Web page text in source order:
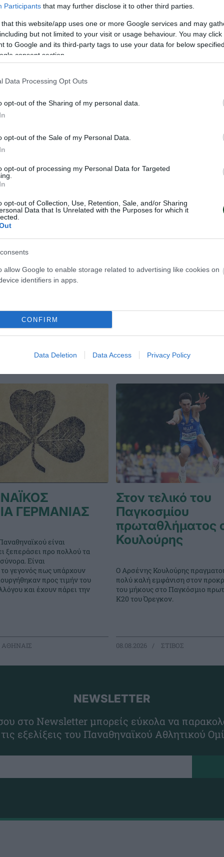
Participants that may further disclose it to other third parties.
that this website/app uses one or more Google services and may
but not limited to your visit or usage behaviour. You may
to Google and its third-party tags to use your data for below
consent section.
Data Processing Opt Outs
opt-out of the Sharing of my personal data.
opt-out of the Sale of my Personal Data.
opt-out of processing my Personal Data for Targeted
opt-out of Collection, Use, Retention, Sale, and/or Sharing
Data that Is Unrelated with the Purposes for which it
allow Google to enable storage related to advertising like cookies on
identifiers in apps.
CONFIRM
Data Deletion Data Access Privacy Policy
του
σκακιού από την
του
σήμερα, το σκακιστικό
έχει διαγράψει
κυριαρχίας,
τον τίτλο του
«Πράσινες»
Η σημερινή ημέρα ήταν γεμάτη
για το τμήμα σκάκι του
εντυπωσιακά αποτελέσματα σε
ΓΕΡΜΑΝΙΑΣ
είναι
ξεπεράσει προ πολλού τα
Είναι
γεγονός πως υπάρχουν
προς τιμήν του
και έχουν πάρει την
ΑΘΗΝΑΙΣ
Στον τελικό του
Παγκοσμίου
πρωταθλήματος
Κουλούρης
Ο Αρσένης Κουλούρης
πολύ καλή εμφάνιση στον
του μήκους στο Παγκόσμιο
Κ20 του Όρεγκον.
08.08.2026 ΣΤΙΒΟΣ
NEWSLETTER
στο Newsletter μπορείς εύκολα να
εξελίξεις του Παναθηναϊκού Αθλητικού